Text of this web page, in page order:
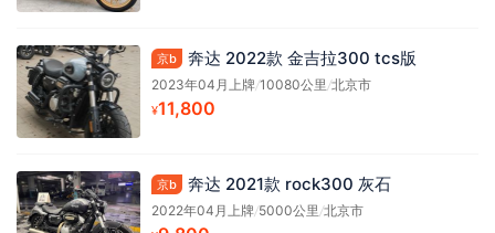
京b 奔达 2022款 金吉拉300 tcs版
2023年04月上牌/10080公里 /北京市
¥11,800
京b 奔达 2021款 rock300 灰石
2022年04月上牌/5000公里 /北京市